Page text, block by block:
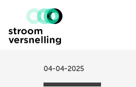
Stroomversnelling
04-04-2025